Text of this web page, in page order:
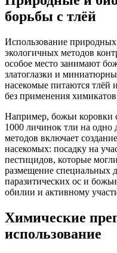
борьбы с тлёй
Использование
экологичных методов
особое место занимают
златоглазки и
насекомые питаются тлёй
без применения
Например, божьи коровки
1000 личинок тли на
методов включает
насекомых: посадку на
пестицидов, которые
размещение специальных
паразитических ос и
обилии и активному
Химические
использование